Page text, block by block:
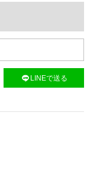
LINEで送る